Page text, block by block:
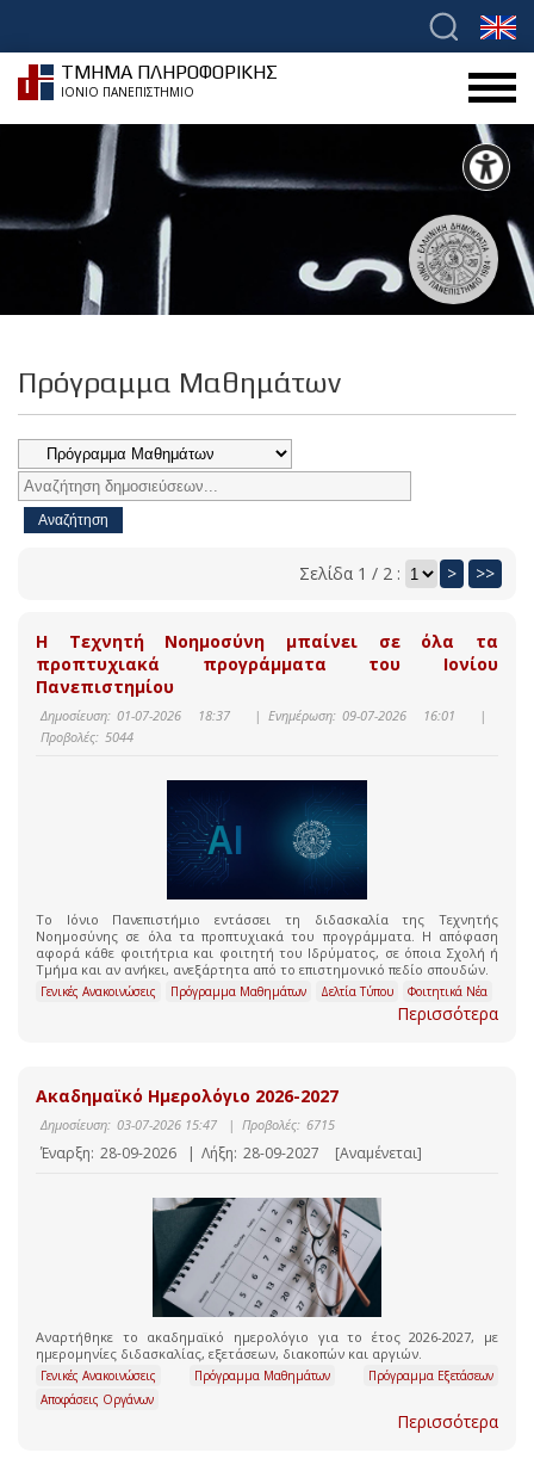
ΤΜΗΜΑ ΠΛΗΡΟΦΟΡΙΚΗΣ
ΙΟΝΙΟ ΠΑΝΕΠΙΣΤΗΜΙΟ
Πρόγραμμα Μαθημάτων
Σελίδα 1 / 2 : > >>
Η Τεχνητή Νοημοσύνη μπαίνει σε όλα τα
προπτυχιακά προγράμματα του Ιονίου
Πανεπιστημίου
Δημοσίευση: 01-07-2026 18:37 | Ενημέρωση: 09-07-2026 16:01
|
Προβολές: 5044
Το Ιόνιο Πανεπιστήμιο εντάσσει τη διδασκαλία της Τεχνητής
Νοημοσύνης σε όλα τα προπτυχιακά του προγράμματα. Η απόφαση
αφορά κάθε φοιτήτρια και φοιτητή του Ιδρύματος, σε όποια Σχολή ή
Τμήμα και αν ανήκει, ανεξάρτητα από το επιστημονικό πεδίο σπουδών.
Γενικές Ανακοινώσεις Πρόγραμμα Μαθημάτων Δελτία Τύπου Φοιτητικά Νέα
Περισσότερα
Ακαδημαϊκό Ημερολόγιο 2026-2027
Δημοσίευση: 03-07-2026 15:47 | Προβολές: 6715
Έναρξη: 28-09-2026 | Λήξη: 28-09-2027 [Αναμένεται]
Αναρτήθηκε το ακαδημαϊκό ημερολόγιο για το έτος 2026-2027, με
ημερομηνίες διδασκαλίας, εξετάσεων, διακοπών και αργιών.
Γενικές Ανακοινώσεις Πρόγραμμα Μαθημάτων
Πρόγραμμα Εξετάσεων
Αποφάσεις Οργάνων
Περισσότερα